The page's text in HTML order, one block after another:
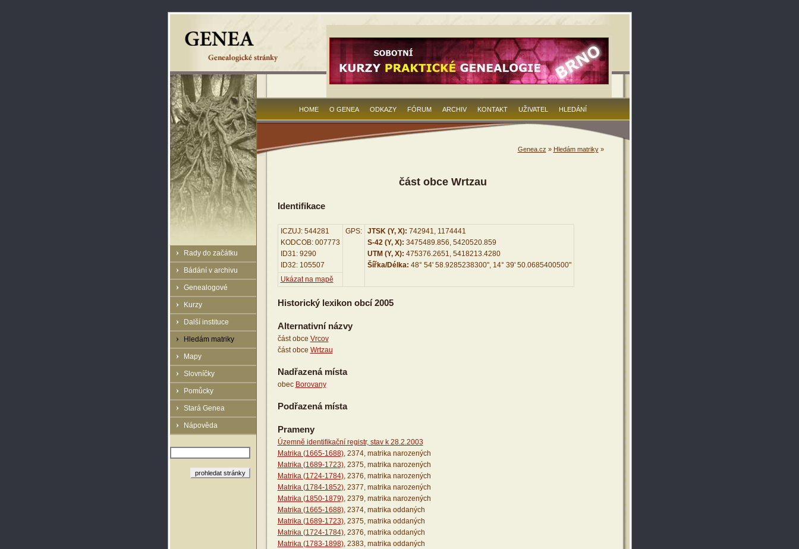
Rady do začátku
Bádání v archivu
Genealogové
Kurzy
Další instituce
Hledám matriky
Mapy
Slovníčky
Pomůcky
Stará Genea
Nápověda
HOME O GENEA ODKAZY FÓRUM ARCHIV KONTAKT UŽIVATEL HLEDÁNÍ
Genea.cz » Hledám matriky»
část obce Wrtzau
Identifikace
ICZUJ: 544281
KODCOB: 007773
ID31: 9290
ID32: 105507
GPS: JTSK (Y, X): 742941, 1174441
S-42 (Y, X): 3475489.856, 5420520.859
UTM (Y, X): 475376.2651, 5418213.4280
Šířka/Délka: 48° 54' 58.9285238300", 14° 39' 50.0685400500"
Ukázat na mapě
Historický lexikon obcí 2005
Alternativní názvy
část obce Vrcov
část obce Wrtzau
Nadřazená místa
obec Borovany
Podřazená místa
Prameny
Územně identifikační registr, stav k 28.2.2003
Matrika (1665-1688), 2374, matrika narozených
Matrika (1689-1723), 2375, matrika narozených
Matrika (1724-1784), 2376, matrika narozených
Matrika (1784-1852), 2377, matrika narozených
Matrika (1850-1879), 2379, matrika narozených
Matrika (1665-1688), 2374, matrika oddaných
Matrika (1689-1723), 2375, matrika oddaných
Matrika (1724-1784), 2376, matrika oddaných
Matrika (1783-1898), 2383, matrika oddaných